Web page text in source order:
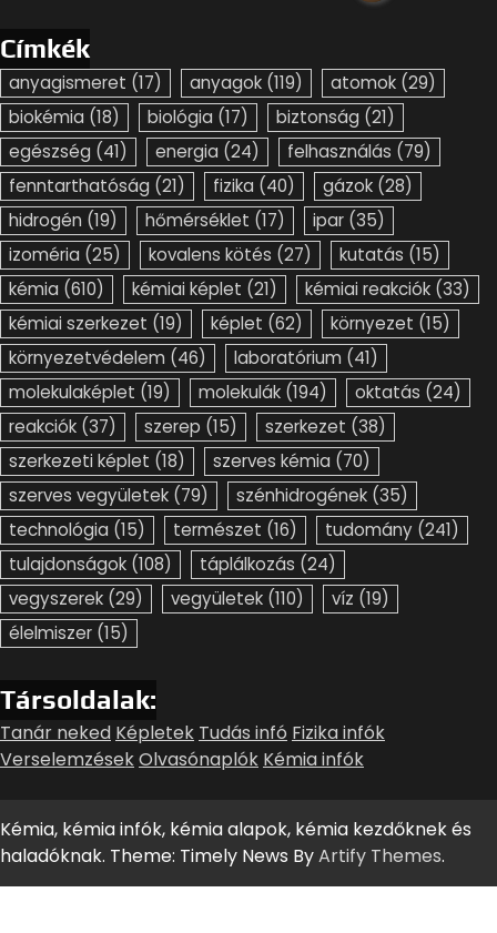
Címkék
anyagismeret (17) anyagok (119) atomok (29)
biokémia (18) biológia (17) biztonság (21)
egészség (41) energia (24) felhasználás (79)
fenntarthatóság (21) fizika (40) gázok (28)
hidrogén (19) hőmérséklet (17) ipar (35)
izoméria (25) kovalens kötés (27) kutatás (15)
kémia (610) kémiai képlet (21) kémiai reakciók (33)
kémiai szerkezet (19) képlet (62) környezet (15)
környezetvédelem (46) laboratórium (41)
molekulaképlet (19) molekulák (194) oktatás (24)
reakciók (37) szerep (15) szerkezet (38)
szerkezeti képlet (18) szerves kémia (70)
szerves vegyületek (79) szénhidrogének (35)
technológia (15) természet (16) tudomány (241)
tulajdonságok (108) táplálkozás (24)
vegyszerek (29) vegyületek (110) víz (19)
élelmiszer (15)
Társoldalak:
Tanár neked Képletek Tudás infó Fizika infók
VerselemzésekOlvasónaplók Kémia infók
Kémia, kémia infók, kémia alapok, kémia kezdőknek és
haladóknak. Theme: Timely News ByArtify Themes.